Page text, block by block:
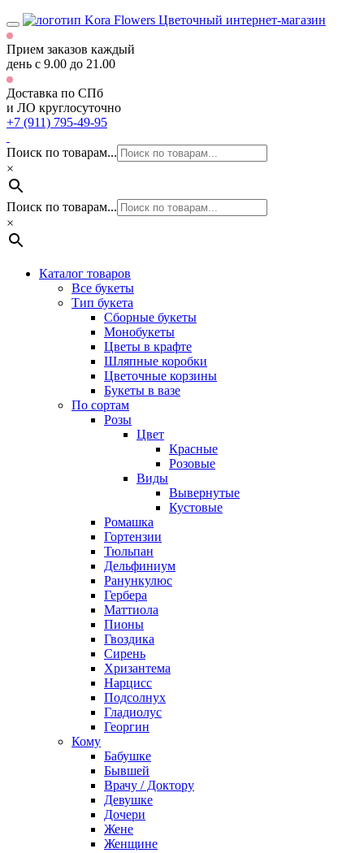
Цветочный интернет-магазин
Прием заказов каждый
день с 9.00 до 21.00
Доставка по СПб
и ЛО круглосуточно
+7 (911) 795-49-95
Поиск по товарам...
×
Поиск по товарам...
×
Каталог товаров
Все букеты
Тип букета
Сборные букеты
Монобукеты
Цветы в крафте
Шляпные коробки
Цветочные корзины
Букеты в вазе
По сортам
Розы
Цвет
Красные
Розовые
Виды
Вывернутые
Кустовые
Ромашка
Гортензии
Тюльпан
Дельфиниум
Ранункулюс
Гербера
Маттиола
Пионы
Гвоздика
Сирень
Хризантема
Нарцисс
Подсолнух
Гладиолус
Георгин
Кому
Бабушке
Бывшей
Врачу / Доктору
Девушке
Дочери
Жене
Женщине